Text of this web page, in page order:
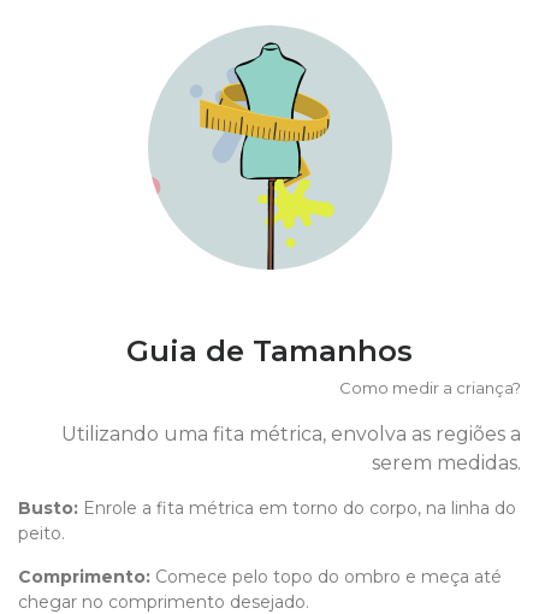
Guia de Tamanhos
Como medir a criança?
Utilizando uma fita métrica, envolva as regiões a
serem medidas.
Busto: Enrole a fita métrica em torno do corpo, na linha do
peito.
Comprimento: Comece pelo topo do ombro e meça até
chegar no comprimento desejado.